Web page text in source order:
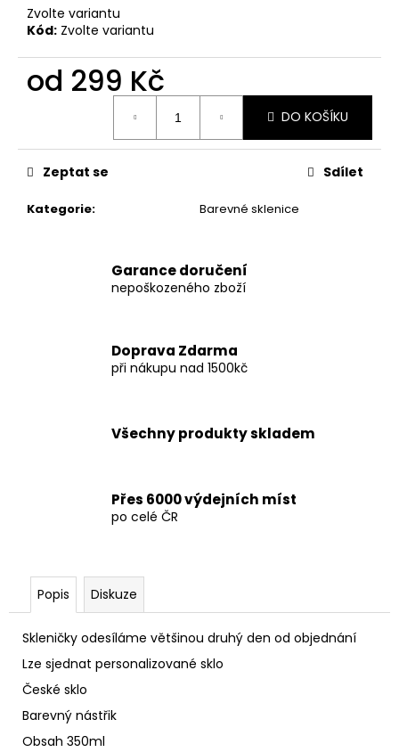
Zvolte variantu
Kód: Zvolte variantu
od 299 Kč
DO KOŠÍKU
Kategorie: Barevné sklenice
Zeptat se Sdílet
Garance doručení
nepoškozeného zboží
Doprava Zdarma
při nákupu nad 1500kč
Všechny produkty skladem
Přes 6000 výdejních míst
po celé ČR
Popis Diskuze
Skleničky odesíláme většinou druhý den od objednání
Lze sjednat personalizované sklo
České sklo
Barevný nástřik
Obsah 350ml